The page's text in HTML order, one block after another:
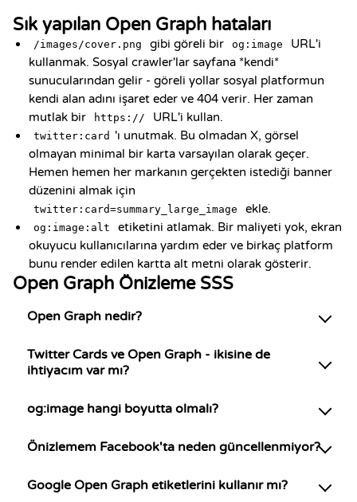
Sık yapılan Open Graph hataları
/images/cover.png gibi göreli bir og:image
URL'i
kullanmak. Sosyal crawler'lar sayfana *kendi*
sunucularından gelir - göreli yollar sosyal platformun
kendi alan adını işaret eder ve 404 verir. Her zaman
mutlak bir
https:// URL'i kullan.
twitter:card 'ı unutmak. Bu olmadan X, görsel
olmayan minimal bir karta varsayılan olarak geçer.
Hemen hemen her markanın gerçekten istediği banner
düzenini almak için
twitter:card=summary_large_image ekle.
og:image:alt
etiketini atlamak. Bir maliyeti yok, ekran
okuyucu kullanıcılarına yardım eder ve birkaç platform
bunu render edilen kartta alt metni olarak gösterir.
Open Graph Önizleme SSS
Open Graph nedir?
Twitter Cards ve Open Graph - ikisine de
ihtiyacım var mı?
og:image hangi boyutta olmalı?
Önizlemem Facebook'ta neden güncellenmiyor?
Google Open Graph etiketlerini kullanır mı?